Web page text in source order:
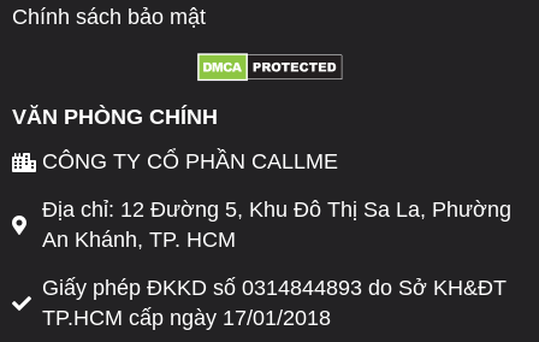
Chính sách bảo mật
VĂN PHÒNG CHÍNH
CÔNG TY CỔ PHẦN CALLME
Địa chỉ: 12 Đường 5, Khu Đô Thị Sa La, Phường
An Khánh, TP. HCM
Giấy phép ĐKKD số 0314844893 do Sở KH&ĐT
TP.HCM cấp ngày 17/01/2018